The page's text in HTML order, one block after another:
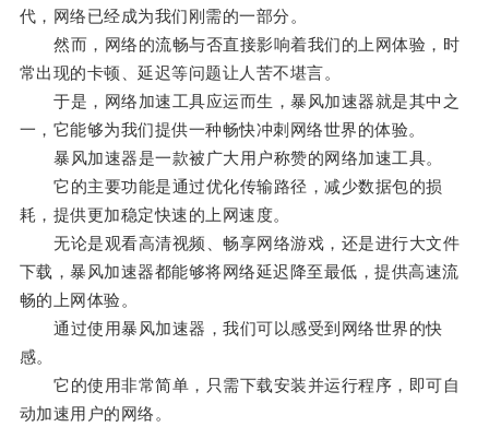
代，网络已经成为我们刚需的一部分。
然而，网络的流畅与否直接影响着我们的上网体验，时
常出现的卡顿、延迟等问题让人苦不堪言。
于是，网络加速工具应运而生，暴风加速器就是其中之
一，它能够为我们提供一种畅快冲刺网络世界的体验。
暴风加速器是一款被广大用户称赞的网络加速工具。
它的主要功能是通过优化传输路径，减少数据包的损
耗，提供更加稳定快速的上网速度。
无论是观看高清视频、畅享网络游戏，还是进行大文件
下载，暴风加速器都能够将网络延迟降至最低，提供高速流
畅的上网体验。
通过使用暴风加速器，我们可以感受到网络世界的快
感。
它的使用非常简单，只需下载安装并运行程序，即可自
动加速用户的网络。